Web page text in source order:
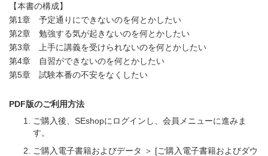
【本書の構成】
第1章 予定通りにできないのを何とかしたい
第2章 勉強する気が起きないのを何とかしたい
第3章 上手に講義を受けられないのを何とかしたい
第4章 自習ができないのを何とかしたい
第5章 試験本番の不安をなくしたい
PDF版のご利用方法
ご購入後、SEshopにログインし、会員メニューに進みま
す。
ご購入電子書籍およびデータ ＞ [ご購入電子書籍およびダウ